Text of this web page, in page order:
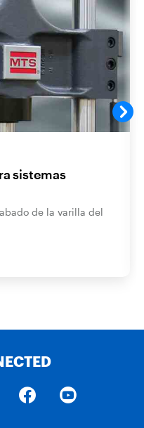
sistemas
de la varilla del